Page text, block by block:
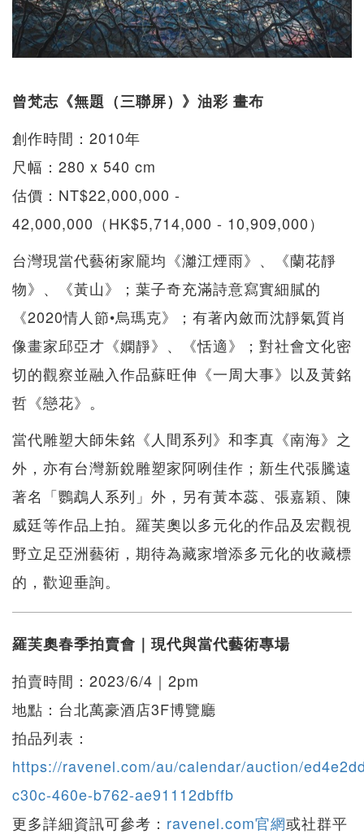
曾梵志《無題（三聯屏）》油彩 畫布
創作時間：2010年
尺幅：280 x 540 cm
估價：NT$22,000,000 -
42,000,000（HK$5,714,000 - 10,909,000）
台灣現當代藝術家龎均《灕江煙雨》、《蘭花靜
物》、《黃山》；葉子奇充滿詩意寫實細膩的
《2020情人節•烏瑪克》；有著內斂而沈靜氣質肖
像畫家邱亞才《嫻靜》、《恬適》；對社會文化密
切的觀察並融入作品蘇旺伸《一周大事》以及黃銘
哲《戀花》。
當代雕塑大師朱銘《人間系列》和李真《南海》之
外，亦有台灣新銳雕塑家阿咧佳作；新生代張騰遠
著名「鸚鵡人系列」外，另有黃本蕊、張嘉穎、陳
威廷等作品上拍。羅芙奧以多元化的作品及宏觀視
野立足亞洲藝術，期待為藏家增添多元化的收藏標
的，歡迎垂詢。
羅芙奧春季拍賣會｜現代與當代藝術專場
拍賣時間：2023/6/4｜2pm
地點：台北萬豪酒店3F博覽廳
拍品列表：
https://ravenel.com/au/calendar/auction/
c30c-460e-b762-ae91112dbffb
更多詳細資訊可參考： ravenel.com官網或社群平